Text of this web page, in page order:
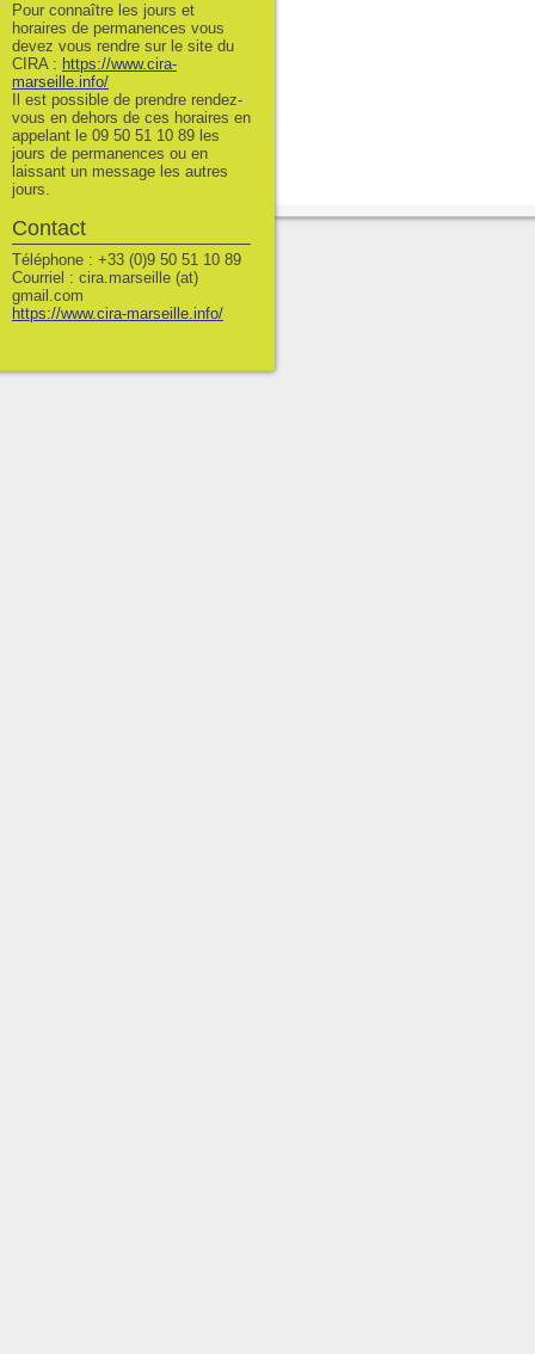
Pour connaître les jours et
horaires de permanences vous
devez vous rendre sur le site du
CIRA : https://www.cira-
marseille.info/
Il est possible de prendre rendez-
vous en dehors de ces horaires en
appelant le 09 50 51 10 89 les
jours de permanences ou en
laissant un message les autres
jours.
Contact
Téléphone : +33 (0)9 50 51 10 89
Courriel : cira.marseille (at)
gmail.com
https://www.cira-marseille.info/